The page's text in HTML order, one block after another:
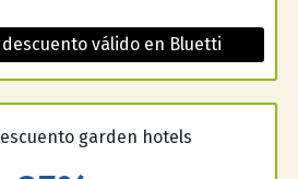
válido en Bluetti